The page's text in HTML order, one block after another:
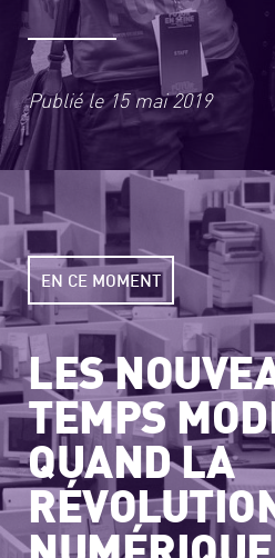
Publié le15 mai 2019
EN CE MOMENT
LES
TEMPS
QUAND LA